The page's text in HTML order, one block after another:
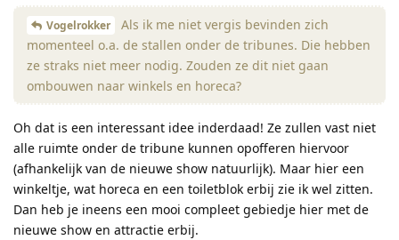
Vogelrokker
Als ik me niet vergis bevinden zich
momenteel o.a. de stallen onder de tribunes. Die hebben
ze straks niet meer nodig. Zouden ze dit niet gaan
ombouwen naar winkels en horeca?
Oh dat is een interessant idee inderdaad! Ze zullen vast niet
alle ruimte onder de tribune kunnen opofferen hiervoor
(afhankelijk van de nieuwe show natuurlijk). Maar hier een
winkeltje, wat horeca en een toiletblok erbij zie ik wel zitten.
Dan heb je ineens een mooi compleet gebiedje hier met de
nieuwe show en attractie erbij.